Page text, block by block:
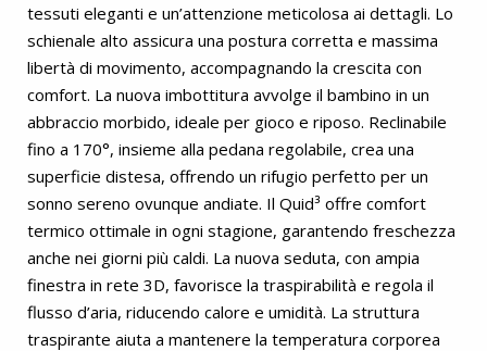
tessuti eleganti e un’attenzione meticolosa ai dettagli. Lo
schienale alto assicura una postura corretta e massima
libertà di movimento, accompagnando la crescita con
comfort. La nuova imbottitura avvolge il bambino in un
abbraccio morbido, ideale per gioco e riposo. Reclinabile
fino a 170°, insieme alla pedana regolabile, crea una
superficie distesa, offrendo un rifugio perfetto per un
sonno sereno ovunque andiate. Il Quid³ offre comfort
termico ottimale in ogni stagione, garantendo freschezza
anche nei giorni più caldi. La nuova seduta, con ampia
finestra in rete 3D, favorisce la traspirabilità e regola il
flusso d’aria, riducendo calore e umidità. La struttura
traspirante aiuta a mantenere la temperatura corporea